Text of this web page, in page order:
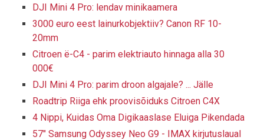
DJI Mini 4 Pro: lendav minikaamera
3000 euro eest lainurkobjektiiv? Canon RF 10-
20mm
Citroen ë-C4 - parim elektriauto hinnaga alla 30
000€
DJI Mini 4 Pro: parim droon algajale? ... Jälle
Roadtrip Riiga ehk proovisõiduks Citroen C4X
4 Nippi, Kuidas Oma Digikaaslase Eluiga Pikendada
57" Samsung Odyssey Neo G9 - IMAX kirjutuslaual